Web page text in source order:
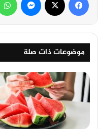
موضوعات ذات صلة